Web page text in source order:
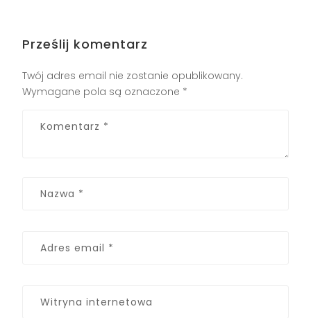
Prześlij komentarz
Twój adres email nie zostanie opublikowany.
Wymagane pola są oznaczone *